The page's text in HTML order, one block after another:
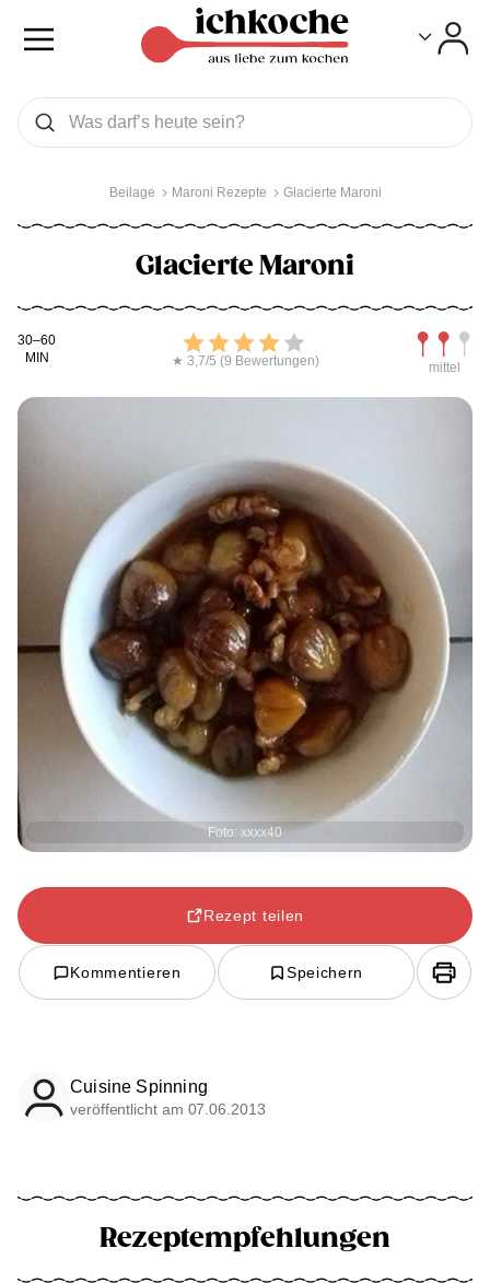
Was wollen Sie suchen
Suchen
Beilage Maroni Rezepte Glacierte Maroni
Glacierte Maroni
Kochdauer
30–60
MIN
Bewerten
★ 3,7/5 (9 Bewertungen) mittel
Foto: xxxx40
Rezept teilen
Kommentieren Speichern
Cuisine Spinning
veröffentlicht am 07.06.2013
Rezeptempfehlungen